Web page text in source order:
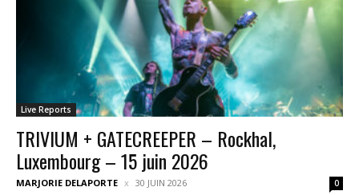
Live Reports
TRIVIUM + GATECREEPER – Rockhal,
Luxembourg – 15 juin 2026
MARJORIE DELAPORTE 30 JUIN 2026 0